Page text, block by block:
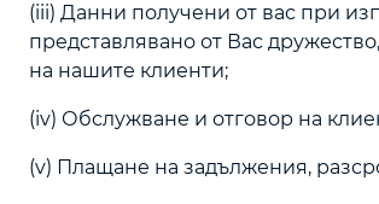
(iii) Данни получени от вас при
представлявано от Вас
на нашите клиенти;
(iv) Обслужване и отговор на
(v) Плащане на задължения,